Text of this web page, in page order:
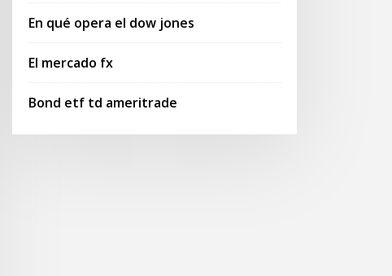
En qué opera el dow jones
El mercado fx
Bond etf td ameritrade